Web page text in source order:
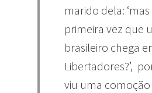
marido dela: ‘mas
primeira vez que
brasileiro chega
Libertadores?’,
viu uma